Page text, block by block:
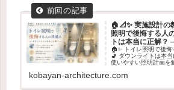
🏠📐✨ 実施設計の
照明で後悔する人
トは本当に正解？
🏠✨ トイレ照明で後
🚽 ダウンライトは本
使いやすい照明計画を
kobayan-architecture.com